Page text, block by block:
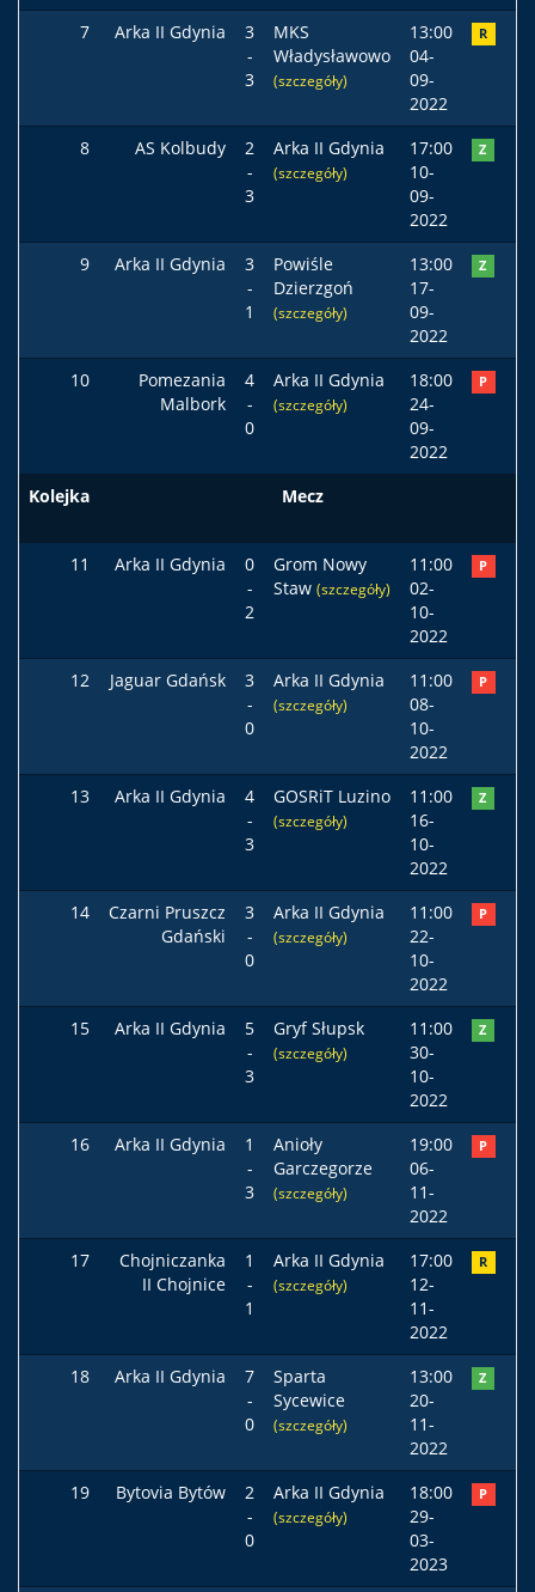
7 Arka II Gdynia
3
-
3
MKS
Władysławowo
(szczegóły)
13:00
04-
09-
2022
R
8 AS Kolbudy
2
-
3
Arka II Gdynia
(szczegóły)
17:00
10-
09-
2022
Z
9 Arka II Gdynia
3
-
1
Powiśle
Dzierzgoń
(szczegóły)
13:00
17-
09-
2022
Z
10
Pomezania
Malbork
4
-
0
Arka II Gdynia
(szczegóły)
18:00
24-
09-
2022
P
Kolejka Mecz
11 Arka II Gdynia
0
-
2
Grom Nowy
Staw (szczegóły)
11:00
02-
10-
2022
P
12 Jaguar Gdańsk
3
-
0
Arka II Gdynia
(szczegóły)
11:00
08-
10-
2022
P
13 Arka II Gdynia
4
-
3
GOSRiT Luzino
(szczegóły)
11:00
16-
10-
2022
Z
14
Czarni Pruszcz
Gdański
3
-
0
Arka II Gdynia
(szczegóły)
11:00
22-
10-
2022
P
15 Arka II Gdynia
5
-
3
Gryf Słupsk
(szczegóły)
11:00
30-
10-
2022
Z
16 Arka II Gdynia
1
-
3
Anioły
Garczegorze
(szczegóły)
19:00
06-
11-
2022
P
17
Chojniczanka
II Chojnice
1
-
1
Arka II Gdynia
(szczegóły)
17:00
12-
11-
2022
R
18 Arka II Gdynia
7
-
0
Sparta
Sycewice
(szczegóły)
13:00
20-
11-
2022
Z
19 Bytovia Bytów
2
-
0
Arka II Gdynia
(szczegóły)
18:00
29-
03-
2023
P